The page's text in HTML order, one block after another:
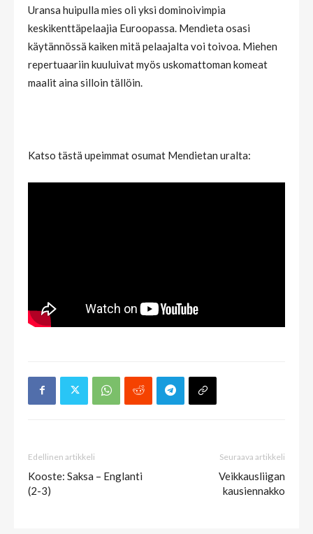
Uransa huipulla mies oli yksi dominoivimpia
keskikenttäpelaajia Euroopassa. Mendieta osasi
käytännössä kaiken mitä pelaajalta voi toivoa. Miehen
repertuaariin kuuluivat myös uskomattoman komeat
maalit aina silloin tällöin.
Katso tästä upeimmat osumat Mendietan uralta:
Edellinen artikkeli
Kooste: Saksa – Englanti
(2-3)
Seuraava artikkeli
Veikkausliigan
kausiennakko